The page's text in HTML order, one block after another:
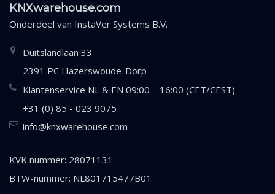
KNXwarehouse.com
Onderdeel van InstaVer Systems B.V.
Duitslandlaan 33
2391 PC Hazerswoude-Dorp
Klantenservice NL & EN 09:00 – 16:00 (CET/CEST)
+31 (0) 85 - 023 9075
info@knxwarehouse.com
KVK nummer: 28071131
BTW-nummer: NL801715477B01